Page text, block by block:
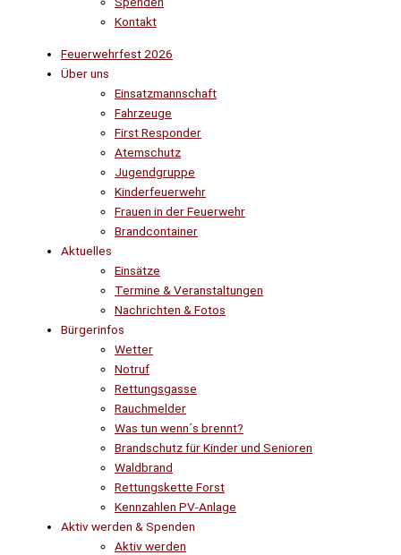
Kontakt
Feuerwehrfest 2026
Über uns
Einsatzmannschaft
Fahrzeuge
First Responder
Atemschutz
Jugendgruppe
Kinderfeuerwehr
Frauen in der Feuerwehr
Brandcontainer
Aktuelles
Einsätze
Termine & Veranstaltungen
Nachrichten & Fotos
Bürgerinfos
Wetter
Notruf
Rettungsgasse
Rauchmelder
Was tun wenn´s brennt?
Brandschutz für Kinder und Senioren
Waldbrand
Rettungskette Forst
Kennzahlen PV-Anlage
Aktiv werden & Spenden
Aktiv werden